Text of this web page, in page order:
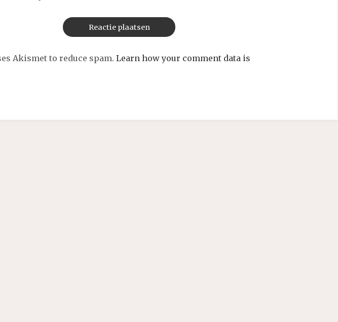
Akismet to reduce spam. Learn how your comment data is